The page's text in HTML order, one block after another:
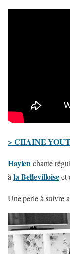
> CHAINE
Haylenchante
à la Bellevilloiseet
Une perle à suivre